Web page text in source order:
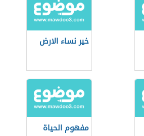
خير نساء الارض
مفهوم الحياة